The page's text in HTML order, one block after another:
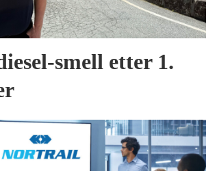
smell etter 1.